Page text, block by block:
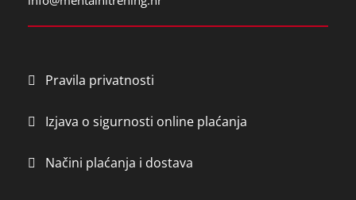
e
t
Pravila privatnosti
Izjava o sigurnosti online plaćanja
Načini plaćanja i dostava